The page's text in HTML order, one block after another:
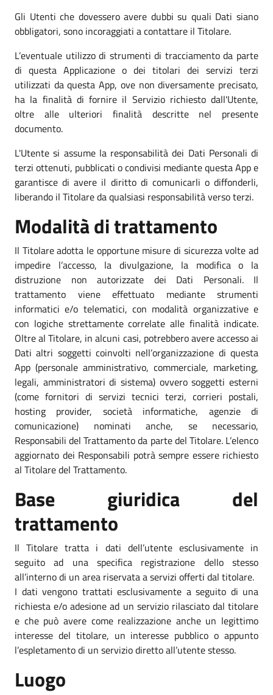
Gli Utenti che dovessero avere dubbi su quali Dati siano
obbligatori, sono incoraggiati a contattare il Titolare.
L’eventuale utilizzo di strumenti di tracciamento da parte
di questa Applicazione o dei titolari dei servizi terzi
utilizzati da questa App, ove non diversamente precisato,
ha la finalità di fornire il Servizio richiesto dall'Utente,
oltre alle ulteriori finalità descritte nel presente
documento.
L'Utente si assume la responsabilità dei Dati Personali di
terzi ottenuti, pubblicati o condivisi mediante questa App e
garantisce di avere il diritto di comunicarli o diffonderli,
liberando il Titolare da qualsiasi responsabilità verso terzi.
Modalità di trattamento
Il Titolare adotta le opportune misure di sicurezza volte ad
impedire l’accesso, la divulgazione, la modifica o la
distruzione non autorizzate dei Dati Personali. Il
trattamento viene effettuato mediante strumenti
informatici e/o telematici, con modalità organizzative e
con logiche strettamente correlate alle finalità indicate.
Oltre al Titolare, in alcuni casi, potrebbero avere accesso ai
Dati altri soggetti coinvolti nell’organizzazione di questa
App (personale amministrativo, commerciale, marketing,
legali, amministratori di sistema) ovvero soggetti esterni
(come fornitori di servizi tecnici terzi, corrieri postali,
hosting provider, società informatiche, agenzie di
comunicazione) nominati anche, se necessario,
Responsabili del Trattamento da parte del Titolare. L’elenco
aggiornato dei Responsabili potrà sempre essere richiesto
al Titolare del Trattamento.
Base giuridica del
trattamento
Il Titolare tratta i dati dell’utente esclusivamente in
seguito ad una specifica registrazione dello stesso
all’interno di un area riservata a servizi offerti dal titolare.
I dati vengono trattati esclusivamente a seguito di una
richiesta e/o adesione ad un servizio rilasciato dal titolare
e che può avere come realizzazione anche un legittimo
interesse del titolare, un interesse pubblico o appunto
l’espletamento di un servizio diretto all’utente stesso.
Luogo